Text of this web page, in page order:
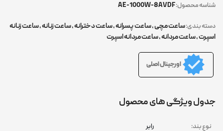
محصول:AE-1000W-8AVDF
بندی:ساعت مچی,ساعت پسرانه,ساعت دخترانه,ساعت زنانه,ساعت زنانه
,ساعت مردانه,ساعت مردانه اسپرت
اورجینال اصلی
ویژگی های محصول
بند: